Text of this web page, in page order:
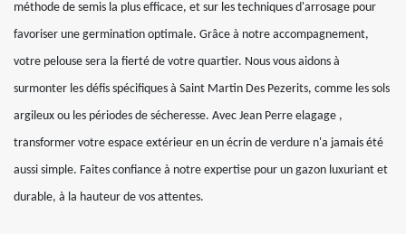
méthode de semis la plus efficace, et sur les techniques d'arrosage pour
favoriser une germination optimale. Grâce à notre accompagnement,
votre pelouse sera la fierté de votre quartier. Nous vous aidons à
surmonter les défis spécifiques à Saint Martin Des Pezerits, comme les sols
argileux ou les périodes de sécheresse. Avec Jean Perre elagage ,
transformer votre espace extérieur en un écrin de verdure n'a jamais été
aussi simple. Faites confiance à notre expertise pour un gazon luxuriant et
durable, à la hauteur de vos attentes.